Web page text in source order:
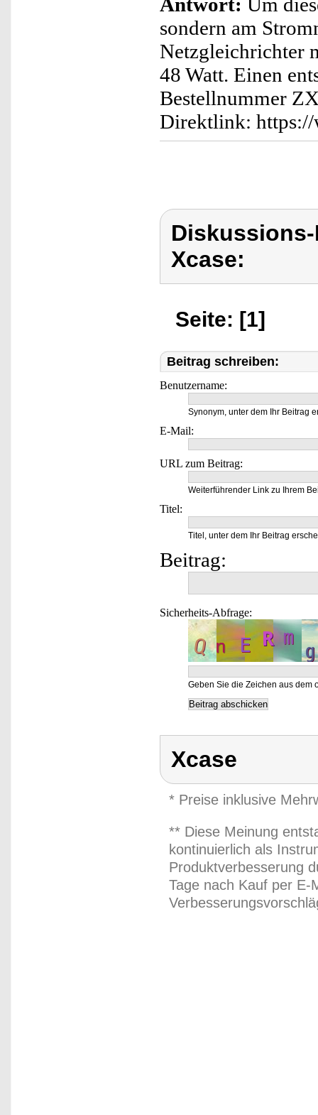
sondern am
Netzgleichrichter
48 Watt. Einen
Bestellnummer
Direktlink: https://
Xcase:
Seite: [1]
Beitrag schreiben:
Benutzername:
Synonym, unter dem Ihr Beitrag
E-Mail:
URL zum Beitrag:
Weiterführender Link zu Ihrem
Titel:
Titel, unter dem Ihr Beitrag
Beitrag:
Sicherheits-Abfrage:
Geben Sie die Zeichen aus dem
Xcase
* Preise inklusive
** Diese Meinung
kontinuierlich als
Produktverbesserung
Tage nach Kauf per E-